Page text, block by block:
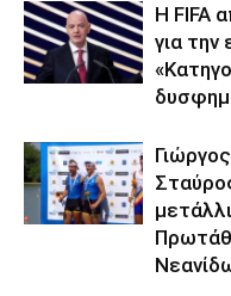
Η FIFA
για την